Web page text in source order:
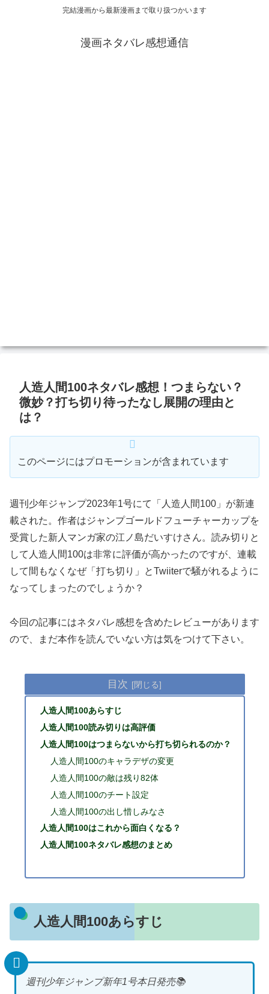
完結漫画から最新漫画まで取り扱つかいます
漫画ネタバレ感想通信
人造人間100ネタバレ感想！つまらない？
微妙？打ち切り待ったなし展開の理由と
は？
このページにはプロモーションが含まれています
週刊少年ジャンプ2023年1号にて「人造人間100」が新連
載された。作者はジャンプゴールドフューチャーカップを
受賞した新人マンガ家の江ノ島だいすけさん。読み切りと
して人造人間100は非常に評価が高かったのですが、連載
して間もなくなぜ「打ち切り」とTwiiterで騒がれるように
なってしまったのでしょうか？
今回の記事にはネタバレ感想を含めたレビューがあります
ので、まだ本作を読んでいない方は気をつけて下さい。
目次
人造人間100あらすじ
人造人間100読み切りは高評価
人造人間100はつまらないから打ち切られるのか？
人造人間100のキャラデザの変更
人造人間100の敵は残り82体
人造人間100のチート設定
人造人間100の出し惜しみなさ
人造人間100はこれから面白くなる？
人造人間100ネタバレ感想のまとめ
人造人間100あらすじ
週刊少年ジャンプ新年1号本日発売📚